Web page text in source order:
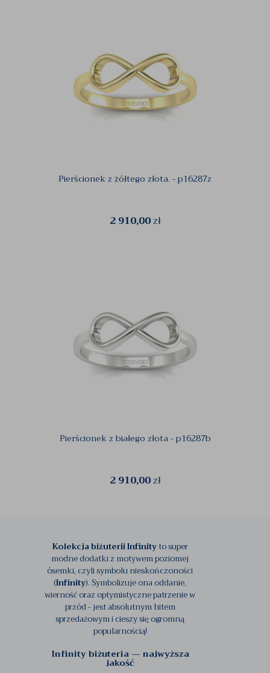
Pierścionek z żółtego złota. - p16287z
2 910,00zł
Pierścionek z białego złota - p16287b
2 910,00zł
Kolekcja biżuterii Infinityto super
modne dodatki z motywem poziomej
ósemki, czyli symbolu nieskończoności
(Infinity). Symbolizuje ona oddanie,
wierność oraz optymistyczne patrzenie w
przód - jest absolutnym hitem
sprzedażowym i cieszy się ogromną
popularnością!
Infinity biżuteria — najwyższa
jakość